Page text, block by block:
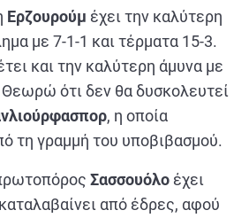
Ερζουρούμ έχει την καλύτερη
με 7-1-1 και τέρματα 15-3.
και την καλύτερη άμυνα με
ότι δεν θα δυσκολευτεί
, η οποία
τη γραμμή του υποβιβασμού.
Σασσουόλο έχει
από έδρες, αφού